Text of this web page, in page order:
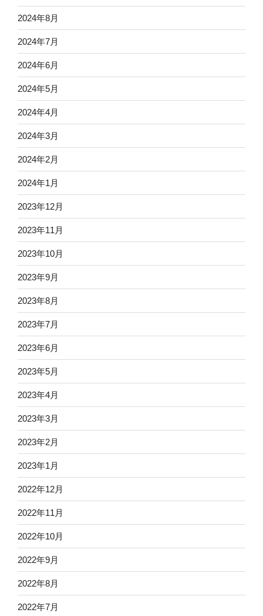
2024年8月
2024年7月
2024年6月
2024年5月
2024年4月
2024年3月
2024年2月
2024年1月
2023年12月
2023年11月
2023年10月
2023年9月
2023年8月
2023年7月
2023年6月
2023年5月
2023年4月
2023年3月
2023年2月
2023年1月
2022年12月
2022年11月
2022年10月
2022年9月
2022年8月
2022年7月